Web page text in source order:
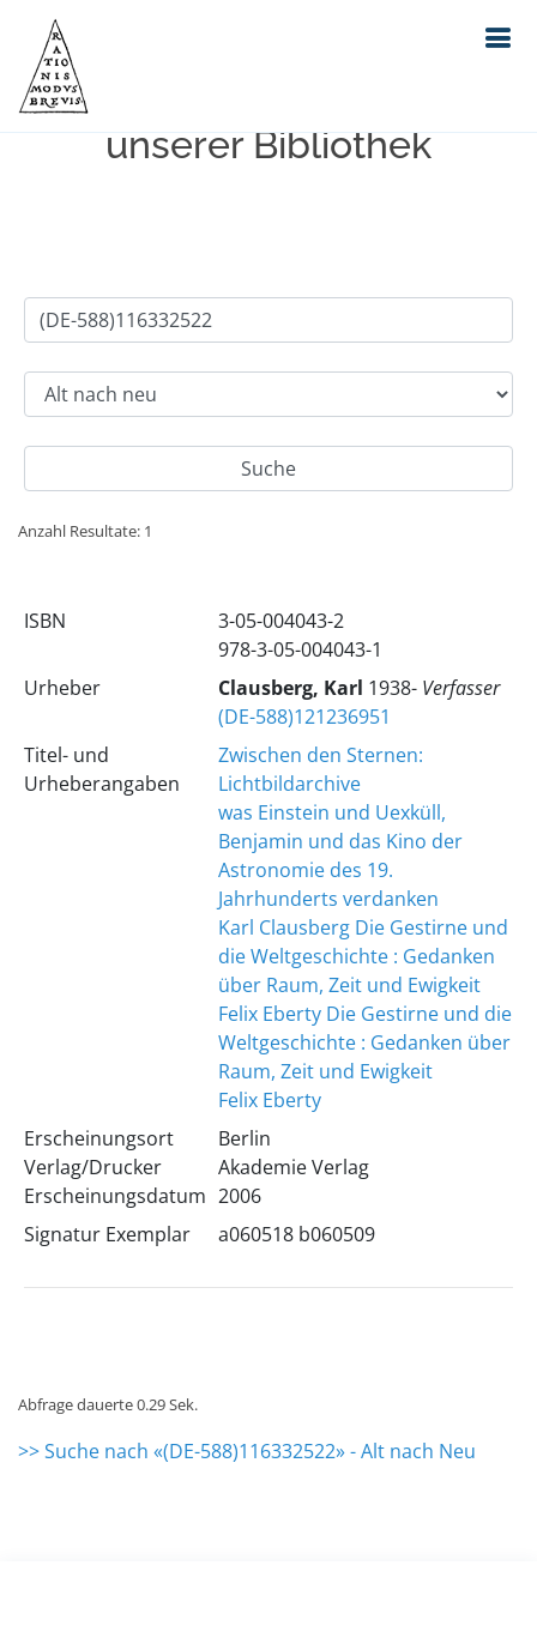
Einfache Suche im Bestand
unserer Bibliothek
Anzahl Resultate: 1
ISBN
3-05-004043-2
978-3-05-004043-1
Urheber
Clausberg, Karl 1938- Verfasser
(DE-588)121236951
Titel- und
Urheberangaben
Zwischen den Sternen:
Lichtbildarchive
was Einstein und Uexküll,
Benjamin und das Kino der
Astronomie des 19.
Jahrhunderts verdanken
Karl Clausberg Die Gestirne und
die Weltgeschichte : Gedanken
über Raum, Zeit und Ewigkeit
Felix Eberty Die Gestirne und die
Weltgeschichte : Gedanken über
Raum, Zeit und Ewigkeit
Felix Eberty
Erscheinungsort
Verlag/Drucker
Erscheinungsdatum
Berlin
Akademie Verlag
2006
Signatur Exemplar
a060518 b060509
Abfrage dauerte 0.29 Sek.
>> Suche nach «(DE-588)116332522» - Alt nach Neu